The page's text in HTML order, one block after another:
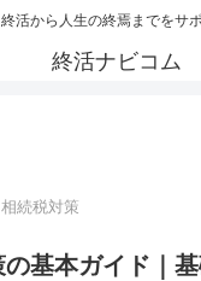
終活から人生の終焉までをサ
終活ナビコム
相続税対策
基本ガイド｜